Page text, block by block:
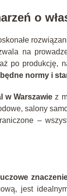
o
na
po produkcję,
normy i
w Warszawie z
salony
–
jest